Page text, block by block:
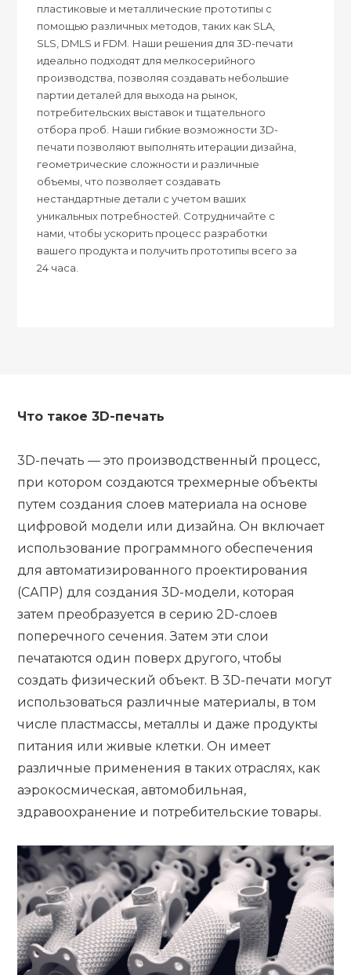
пластиковые и металлические прототипы с
помощью различных методов, таких как SLA,
SLS, DMLS и FDM. Наши решения для 3D-печати
идеально подходят для мелкосерийного
производства, позволяя создавать небольшие
партии деталей для выхода на рынок,
потребительских выставок и тщательного
отбора проб. Наши гибкие возможности 3D-
печати позволяют выполнять итерации дизайна,
геометрические сложности и различные
объемы, что позволяет создавать
нестандартные детали с учетом ваших
уникальных потребностей. Сотрудничайте с
нами, чтобы ускорить процесс разработки
вашего продукта и получить прототипы всего за
24 часа.
Что такое 3D-печать
3D-печать — это производственный процесс,
при котором создаются трехмерные объекты
путем создания слоев материала на основе
цифровой модели или дизайна. Он включает
использование программного обеспечения
для автоматизированного проектирования
(САПР) для создания 3D-модели, которая
затем преобразуется в серию 2D-слоев
поперечного сечения. Затем эти слои
печатаются один поверх другого, чтобы
создать физический объект. В 3D-печати могут
использоваться различные материалы, в том
числе пластмассы, металлы и даже продукты
питания или живые клетки. Он имеет
различные применения в таких отраслях, как
аэрокосмическая, автомобильная,
здравоохранение и потребительские товары.